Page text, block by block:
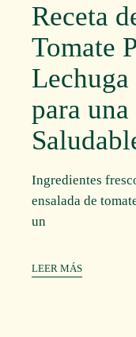
Receta
Tomate
para
Ingredientes
ensalada de
un
LEER MÁS